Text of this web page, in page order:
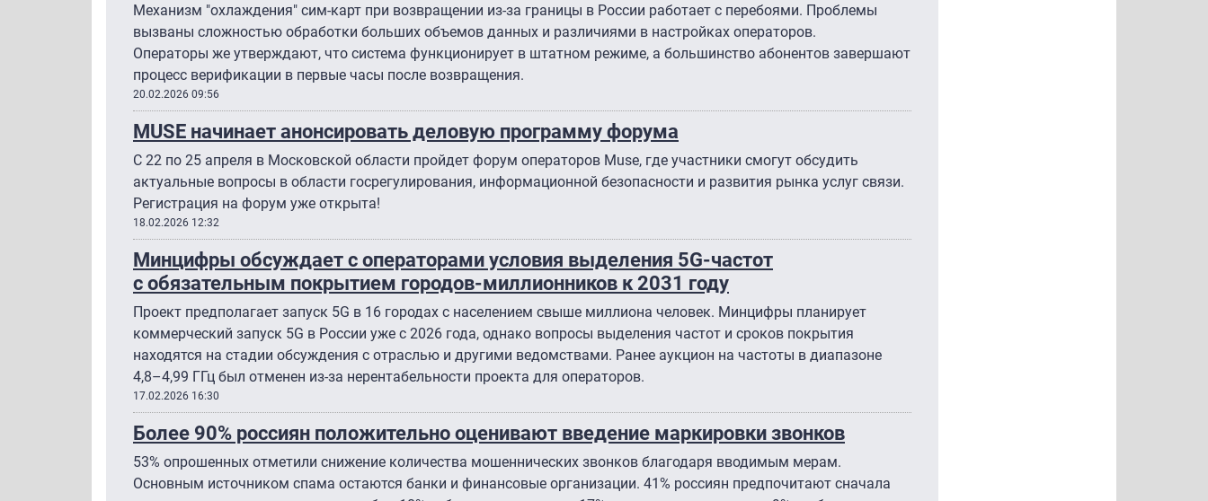
Механизм "охлаждения" сим-карт при возвращении из-за границы в России работает с перебоями. Проблемы
вызваны сложностью обработки больших объемов данных и различиями в настройках операторов.
Операторы же утверждают, что система функционирует в штатном режиме, а большинство абонентов завершают
процесс верификации в первые часы после возвращения.
20.02.2026 09:56
MUSE начинает анонсировать деловую программу форума
С 22 по 25 апреля в Московской области пройдет форум операторов Muse, где участники смогут обсудить
актуальные вопросы в области госрегулирования, информационной безопасности и развития рынка услуг связи.
Регистрация на форум уже открыта!
18.02.2026 12:32
Минцифры обсуждает с операторами условия выделения 5G-частот
с обязательным покрытием городов-миллионников к 2031 году
Проект предполагает запуск 5G в 16 городах с населением свыше миллиона человек. Минцифры планирует
коммерческий запуск 5G в России уже с 2026 года, однако вопросы выделения частот и сроков покрытия
находятся на стадии обсуждения с отраслью и другими ведомствами. Ранее аукцион на частоты в диапазоне
4,8–4,99 ГГц был отменен из-за нерентабельности проекта для операторов.
17.02.2026 16:30
Более 90% россиян положительно оценивают введение маркировки звонков
53% опрошенных отметили снижение количества мошеннических звонков благодаря вводимым мерам.
Основным источником спама остаются банки и финансовые организации. 41% россиян предпочитают сначала